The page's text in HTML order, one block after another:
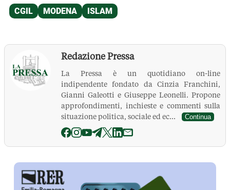
Redazione Pressa
La Pressa è un quotidiano on-line
indipendente fondato da Cinzia Franchini,
Gianni Galeotti e Giuseppe Leonelli. Propone
approfondimenti, inchieste e commenti sulla
situazione politica, sociale ed ec...
Continua
La Pressa